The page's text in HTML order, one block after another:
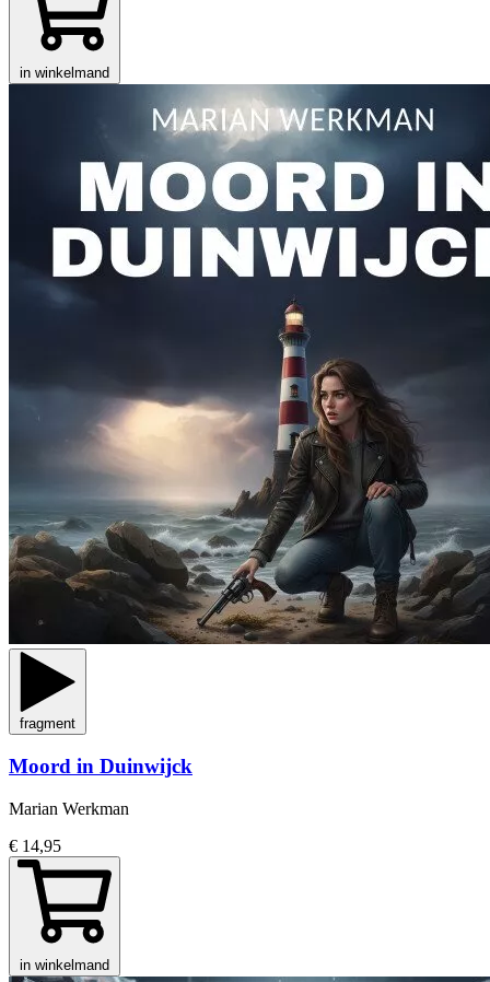
in winkelmand
fragment
Moord in Duinwijck
Marian Werkman
€ 14,95
in winkelmand